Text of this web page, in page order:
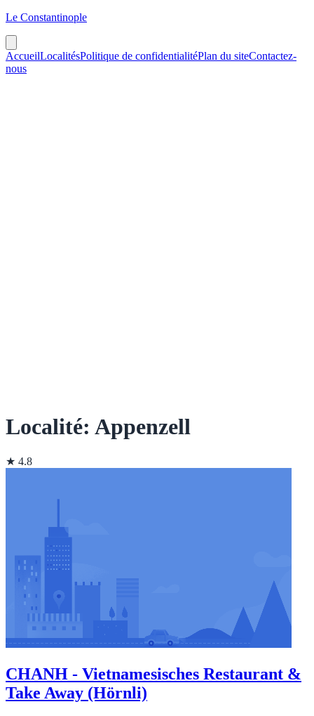
Le Constantinople
AccueilLocalitésPolitique de confidentialitéPlan du siteContactez-
nous
Localité: Appenzell
★ 4.8
CHANH - Vietnamesisches Restaurant &
Take Away (Hörnli)